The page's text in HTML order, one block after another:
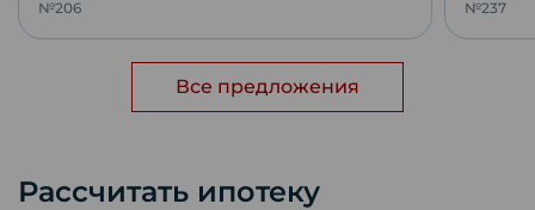
№206
№237
Все предложения
Рассчитать ипотеку